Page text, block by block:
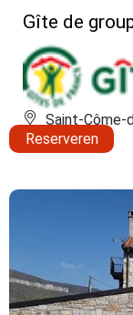
Gîte de
Saint-Côme-
Reserveren